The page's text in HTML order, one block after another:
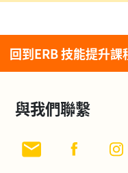
回到ERB 技能提升課
與我們聯繫